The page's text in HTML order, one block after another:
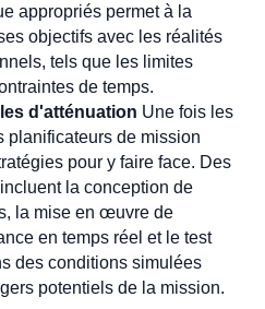
appropriés permet à la
objectifs avec les réalités
tels que les limites
de temps.
d'atténuation Une fois les
planificateurs de mission
pour y faire face. Des
la conception de
la mise en œuvre de
en temps réel et le test
des conditions simulées
potentiels de la mission.